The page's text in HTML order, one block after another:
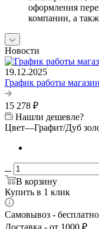
оформления
компании, а
Новости
19.12.2025
График работы
15 278 ₽
Нашли дешевле?
Цвет—Графит/Дуб
В корзину
Купить в 1 клик
Самовывоз - бесплатно
Доставка - от 1000 ₽